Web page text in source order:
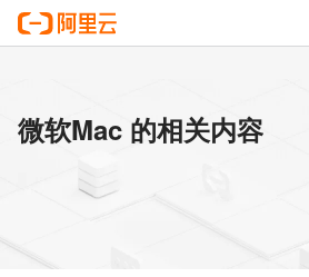
微软Mac 的相关内容